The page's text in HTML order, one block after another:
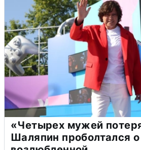
«Четырех мужей
Шаляпин проболтался о